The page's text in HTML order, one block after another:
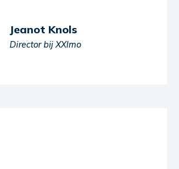
Jeanot Knols
Director bij XXImo